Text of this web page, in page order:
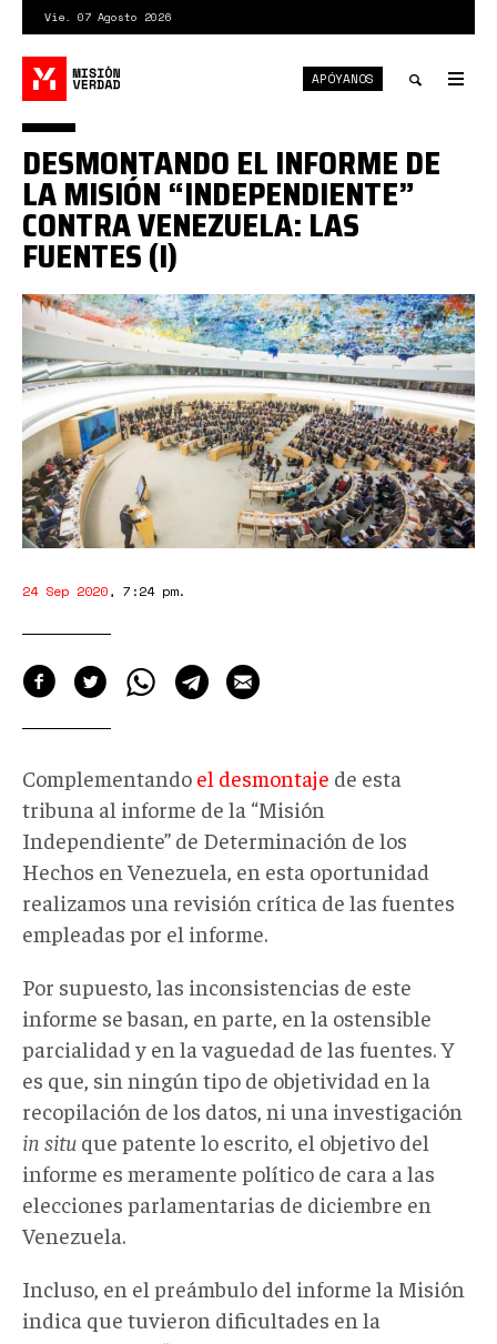
contenido
principal
Vie. 07 Agosto 2026
search
APÓYANOS
1*YZLl4wIVNbx8DutJl_jnyA.jpeg
DESMONTANDO EL INFORME DE
LA MISIÓN “INDEPENDIENTE”
CONTRA VENEZUELA: LAS
FUENTES (I)
24 Sep 2020, 7:24 pm.
Complementando el desmontaje de esta
tribuna al informe de la “Misión
Independiente” de Determinación de los
Hechos en Venezuela, en esta oportunidad
realizamos una revisión crítica de las fuentes
empleadas por el informe.
Por supuesto, las inconsistencias de este
informe se basan, en parte, en la ostensible
parcialidad y en la vaguedad de las fuentes. Y
es que, sin ningún tipo de objetividad en la
recopilación de los datos, ni una investigación
in situ que patente lo escrito, el objetivo del
informe es meramente político de cara a las
elecciones parlamentarias de diciembre en
Venezuela.
Incluso, en el preámbulo del informe la Misión
indica que tuvieron dificultades en la